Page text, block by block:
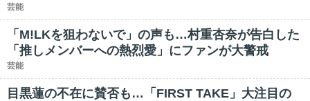
芸能
「M!LKを狙わないで」の声も…村重杏奈が告白した
「推しメンバーへの熱烈愛」にファンが大警戒
芸能
目黒蓮の不在に賛否も…「FIRST TAKE」大注目の